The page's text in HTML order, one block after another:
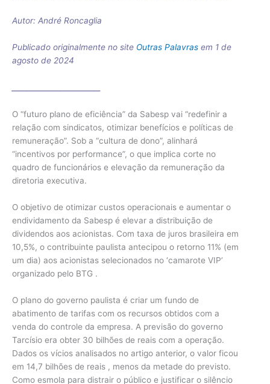
Autor: André Roncaglia
Publicado originalmente no site Outras Palavras em 1 de
agosto de 2024
O “futuro plano de eficiência” da Sabesp vai “redefinir a
relação com sindicatos, otimizar benefícios e políticas de
remuneração”. Sob a “cultura de dono”, alinhará
“incentivos por performance”, o que implica corte no
quadro de funcionários e elevação da remuneração da
diretoria executiva.
O objetivo de otimizar custos operacionais e aumentar o
endividamento da Sabesp é elevar a distribuição de
dividendos aos acionistas. Com taxa de juros brasileira em
10,5%, o contribuinte paulista antecipou o retorno 11% (em
um dia) aos acionistas selecionados no ‘camarote VIP’
organizado pelo BTG .
O plano do governo paulista é criar um fundo de
abatimento de tarifas com os recursos obtidos com a
venda do controle da empresa. A previsão do governo
Tarcísio era obter 30 bilhões de reais com a operação.
Dados os vícios analisados no artigo anterior, o valor ficou
em 14,7 bilhões de reais , menos da metade do previsto.
Como esmola para distrair o público e justificar o silêncio